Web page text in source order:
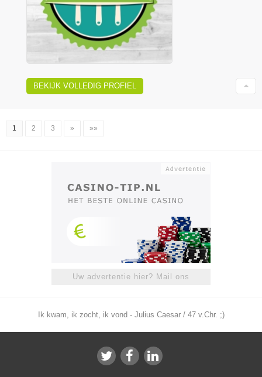
BEKIJK VOLLEDIG PROFIEL
1 2 3 » »»
Uw advertentie hier? Mail ons
Ik kwam, ik zocht, ik vond - Julius Caesar / 47 v.Chr. ;)